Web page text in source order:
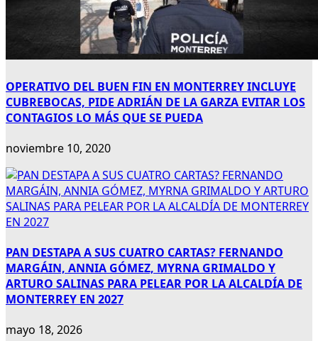
OPERATIVO DEL BUEN FIN EN MONTERREY INCLUYE
CUBREBOCAS, PIDE ADRIÁN DE LA GARZA EVITAR LOS
CONTAGIOS LO MÁS QUE SE PUEDA
noviembre 10, 2020
PAN DESTAPA A SUS CUATRO CARTAS? FERNANDO
MARGÁIN, ANNIA GÓMEZ, MYRNA GRIMALDO Y
ARTURO SALINAS PARA PELEAR POR LA ALCALDÍA DE
MONTERREY EN 2027
mayo 18, 2026